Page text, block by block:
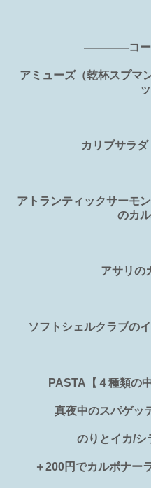
――――コ
アミューズ（乾杯スプマ
カリブサラダ
アトランティックサーモ
のカ
アサリの
ソフトシェルクラブの
PASTA【４種類の
真夜中のスパゲッテ
のりとイカ/シ
＋200円でカルボナー